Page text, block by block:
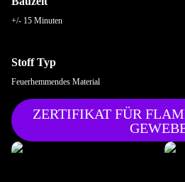
+/- 15 Minuten
Stoff Typ
Feuerhemmendes Material
ZERTIFIKAT FÜR